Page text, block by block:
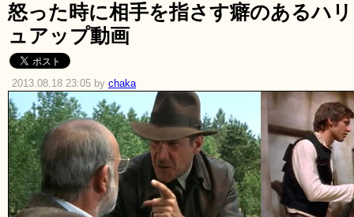
怒った時に相手を指さす癖のあるハ
ュアップ動画
2013.08.18 23:05 by chaka